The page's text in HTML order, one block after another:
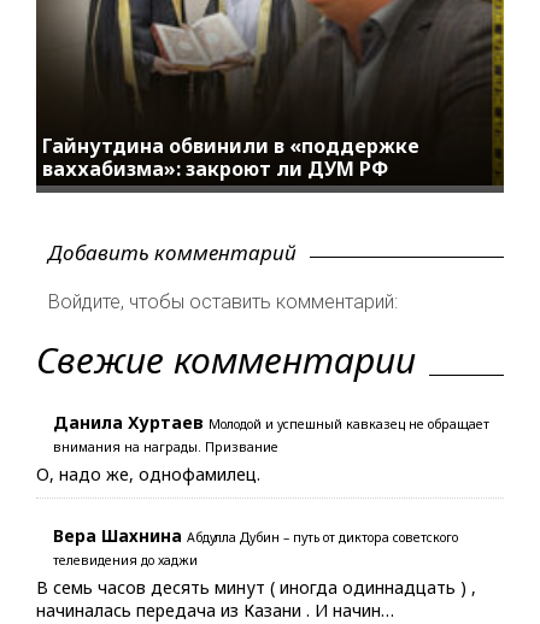
Гайнутдина обвинили в «поддержке
ваххабизма»: закроют ли ДУМ РФ
Добавить комментарий
Войдите, чтобы оставить комментарий:
Свежие комментарии
Данила Хуртаев Молодой и успешный кавказец не обращает
внимания на награды. Призвание
О, надо же, однофамилец.
Вера Шахнина Абдулла Дубин – путь от диктора советского
телевидения до хаджи
В семь часов десять минут ( иногда одиннадцать ) ,
начиналась передача из Казани . И начин…